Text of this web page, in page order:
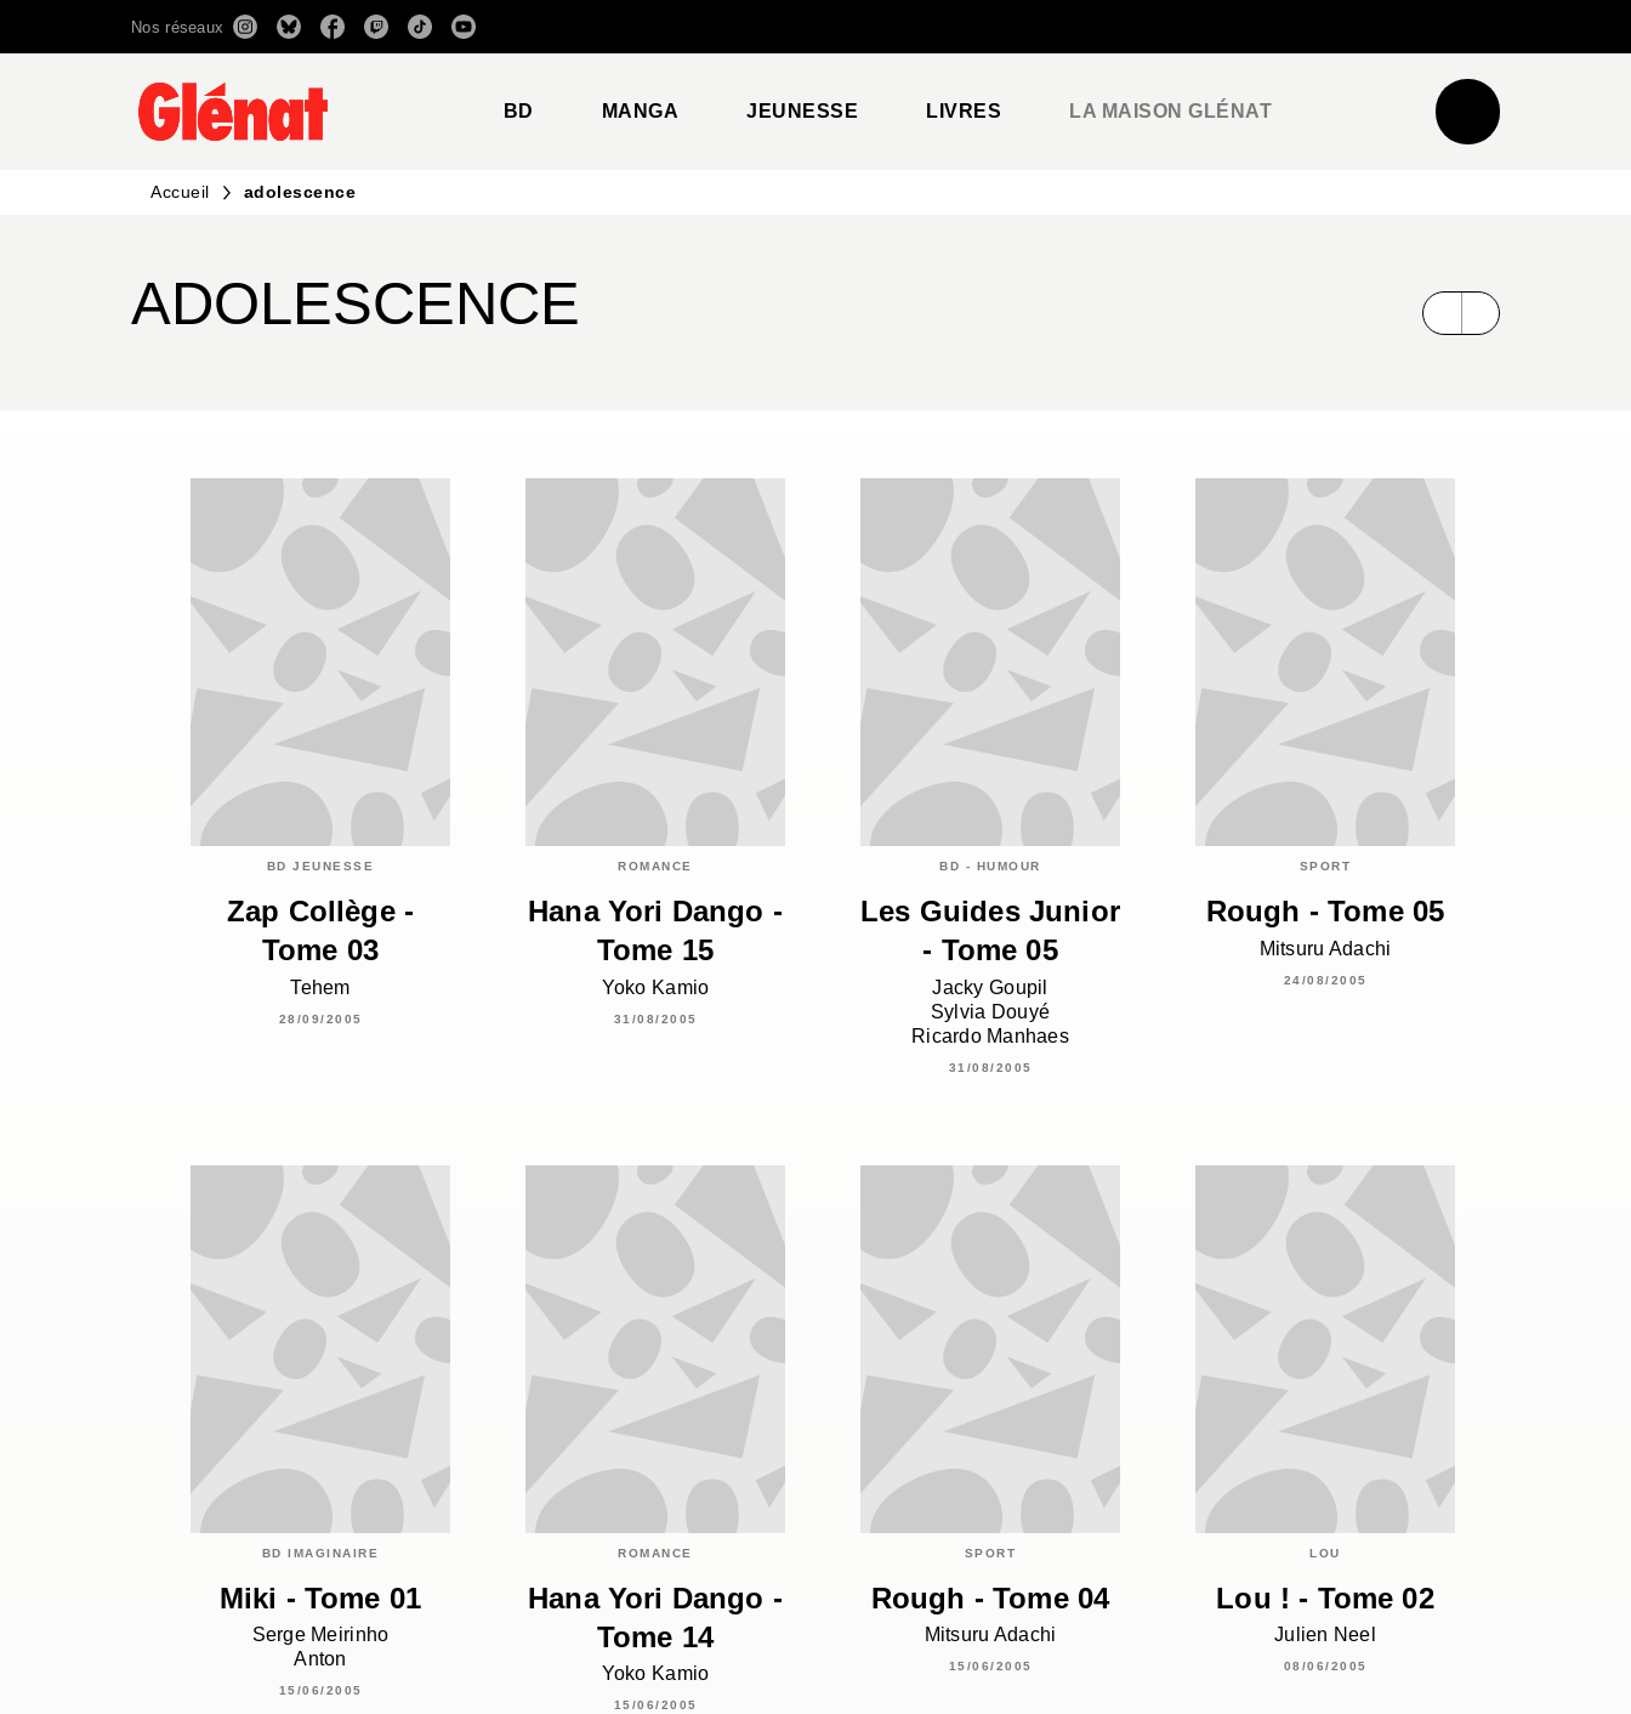
RECHERCHE CONTENU
Nos réseaux
BD MANGA JEUNESSE LIVRES LA MAISON GLÉNAT
Accueil adolescence
ADOLESCENCE
BD JEUNESSE
Zap Collège -
Tome 03
Tehem
28/09/2005
ROMANCE
Hana Yori Dango -
Tome 15
Yoko Kamio
31/08/2005
BD - HUMOUR
Les Guides Junior
- Tome 05
Jacky Goupil
Sylvia Douyé
Ricardo Manhaes
31/08/2005
SPORT
Rough - Tome 05
Mitsuru Adachi
24/08/2005
BD IMAGINAIRE
Miki - Tome 01
Serge Meirinho
Anton
15/06/2005
ROMANCE
Hana Yori Dango -
Tome 14
Yoko Kamio
15/06/2005
SPORT
Rough - Tome 04
Mitsuru Adachi
15/06/2005
LOU
Lou ! - Tome 02
Julien Neel
08/06/2005